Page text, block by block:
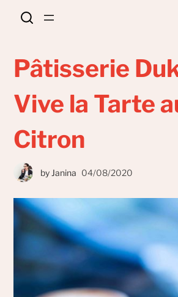
Pâtisserie
Vive la Tarte
Citron
by Janina 04/08/2020